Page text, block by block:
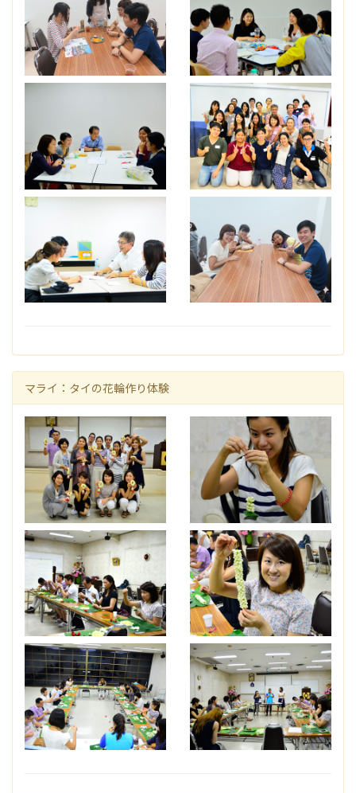
マライ：タイの花輪作り体験